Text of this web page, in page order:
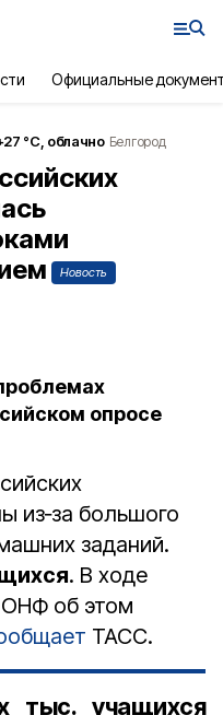
Официальные
27 °С, облачно Белгород
Новость
опросе
из‑за большого
заданий.
. В ходе
ОНФ об этом
ТАСС.
тыс. учащихся